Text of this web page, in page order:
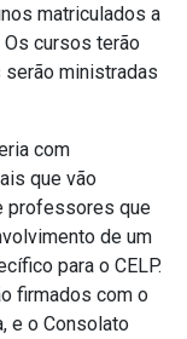
matriculados a
Os cursos terão
serão ministradas
com
que vão
professores que
de um
para o CELP.
firmados com o
e o Consolato